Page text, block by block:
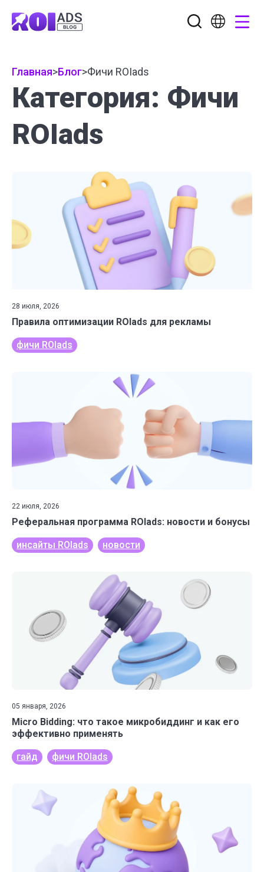
Главная>Блог>Фичи ROIads
Категория: Фичи
ROIads
28 июля, 2026
Правила оптимизации ROIads для рекламы
фичи ROIads
22 июля, 2026
Реферальная программа ROIads: новости и бонусы
инсайты ROIads новости
05 января, 2026
Micro Bidding: что такое микробиддинг и как его
эффективно применять
гайд фичи ROIads